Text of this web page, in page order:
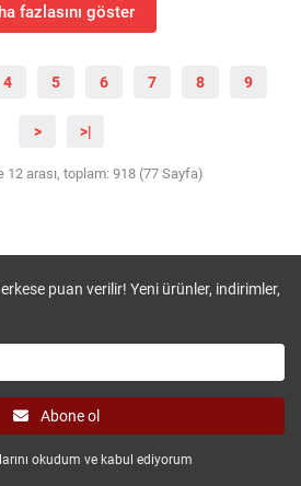
fazlasını göster
4 5 6 7 8 9
> >|
12 arası, toplam: 918 (77 Sayfa)
puan verilir! Yeni ürünler, indirimler,
Abone ol
okudum ve kabul ediyorum